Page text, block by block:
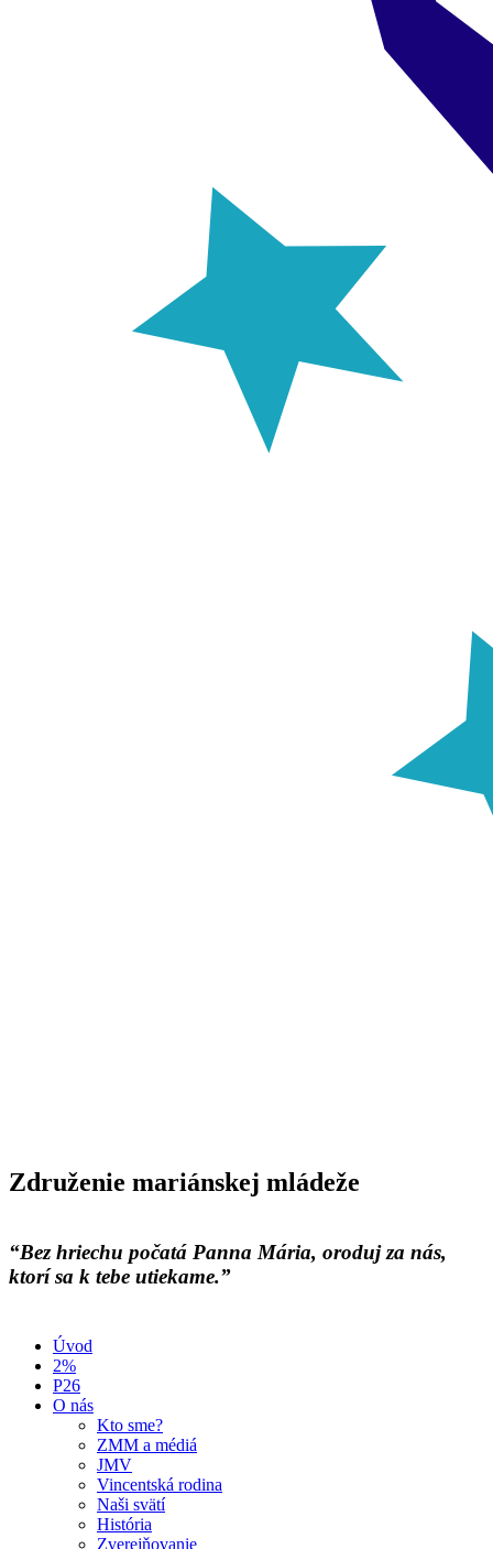
Združenie mariánskej mládeže
“Bez hriechu počatá Panna Mária, oroduj za nás,
ktorí sa k tebe utiekame.”
Úvod
2%
P26
O nás
Kto sme?
ZMM a médiá
JMV
Vincentská rodina
Naši svätí
História
Zverejňovanie